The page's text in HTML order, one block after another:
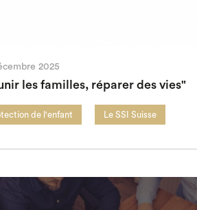
2025
les familles, réparer des vies"
de l'enfant Le SSI Suisse